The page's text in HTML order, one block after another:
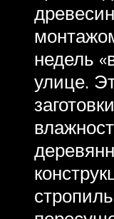
недель
улице.